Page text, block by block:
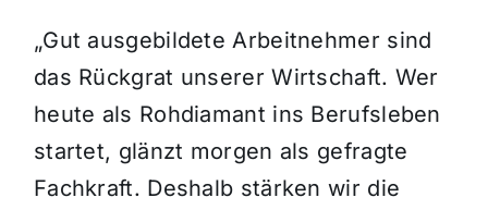
„Gut ausgebildete Arbeitnehmer sind
das Rückgrat unserer Wirtschaft. Wer
heute als Rohdiamant ins Berufsleben
startet, glänzt morgen als gefragte
Fachkraft. Deshalb stärken wir die